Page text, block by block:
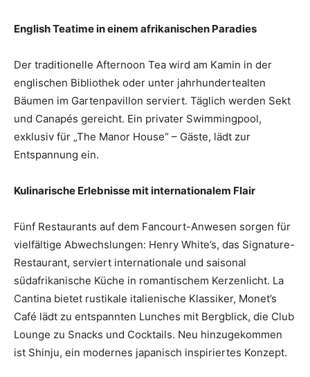
English Teatime in einem afrikanischen Paradies
Der traditionelle Afternoon Tea wird am Kamin in der
englischen Bibliothek oder unter jahrhundertealten
Bäumen im Gartenpavillon serviert. Täglich werden Sekt
und Canapés gereicht. Ein privater Swimmingpool,
exklusiv für „The Manor House“ – Gäste, lädt zur
Entspannung ein.
Kulinarische Erlebnisse mit internationalem Flair
Fünf Restaurants auf dem Fancourt-Anwesen sorgen für
vielfältige Abwechslungen: Henry White’s, das Signature-
Restaurant, serviert internationale und saisonal
südafrikanische Küche in romantischem Kerzenlicht. La
Cantina bietet rustikale italienische Klassiker, Monet’s
Café lädt zu entspannten Lunches mit Bergblick, die Club
Lounge zu Snacks und Cocktails. Neu hinzugekommen
ist Shinju, ein modernes japanisch inspiriertes Konzept.